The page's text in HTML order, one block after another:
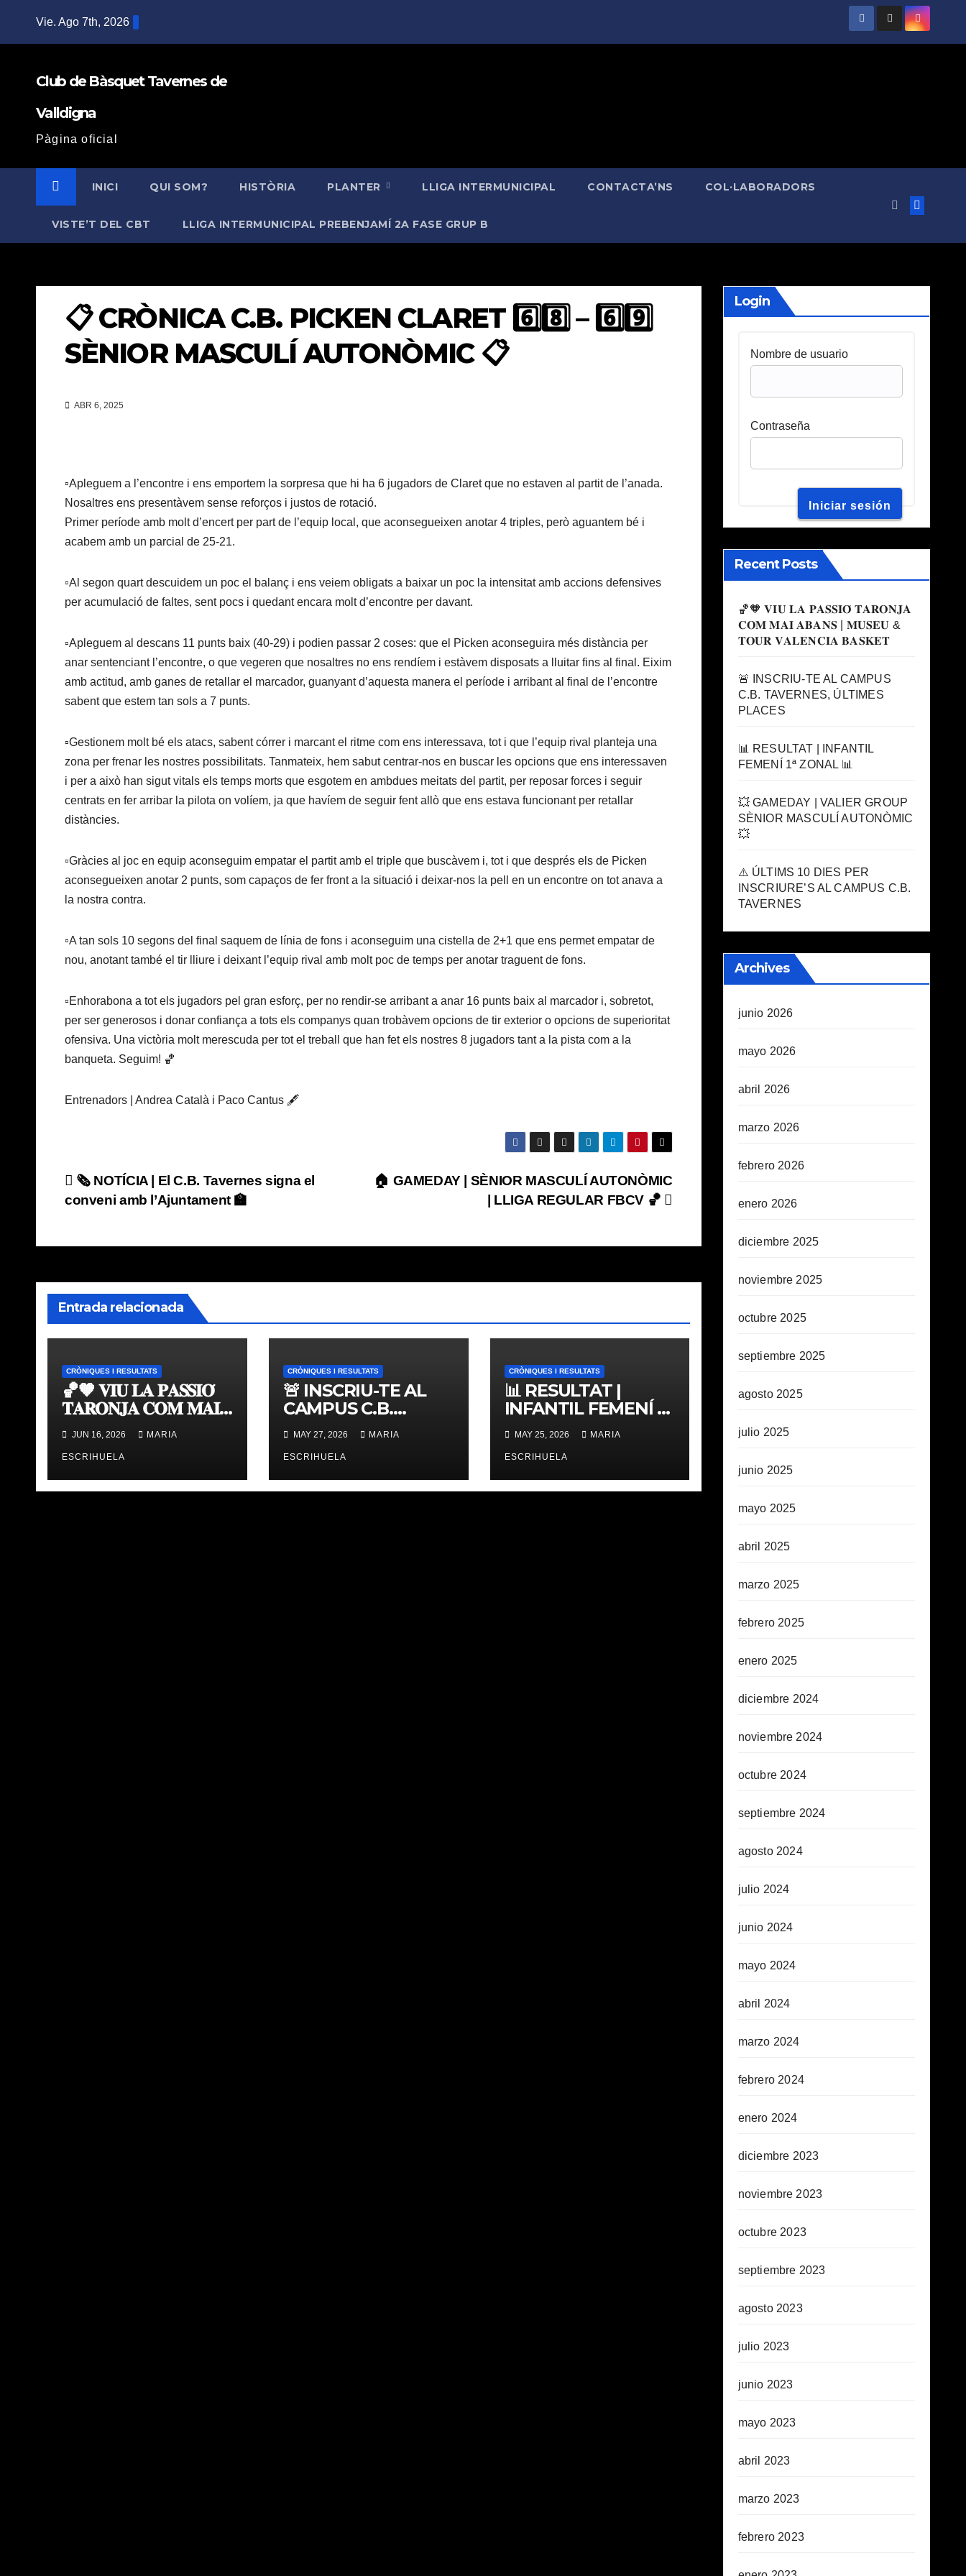
Vie. Ago 7th, 2026
Club de Bàsquet Tavernes de
Valldigna
Pàgina oficial
INICI QUI SOM? HISTÒRIA PLANTER LLIGA INTERMUNICIPAL CONTACTA’NS COL·LABORADORS
VISTE’T DEL CBT LLIGA INTERMUNICIPAL PREBENJAMÍ 2A FASE GRUP B
📋 CRÒNICA C.B. PICKEN CLARET 6️⃣8️⃣ – 6️⃣9️⃣
SÈNIOR MASCULÍ AUTONÒMIC 📋
ABR 6, 2025
▫️Apleguem a l’encontre i ens emportem la sorpresa que hi ha 6 jugadors de Claret que no estaven al partit de l’anada.
Nosaltres ens presentàvem sense reforços i justos de rotació.
Primer període amb molt d’encert per part de l’equip local, que aconsegueixen anotar 4 triples, però aguantem bé i
acabem amb un parcial de 25-21.
▫️Al segon quart descuidem un poc el balanç i ens veiem obligats a baixar un poc la intensitat amb accions defensives
per acumulació de faltes, sent pocs i quedant encara molt d’encontre per davant.
▫️Apleguem al descans 11 punts baix (40-29) i podien passar 2 coses: que el Picken aconseguira més distància per
anar sentenciant l’encontre, o que vegeren que nosaltres no ens rendíem i estàvem disposats a lluitar fins al final. Eixim
amb actitud, amb ganes de retallar el marcador, guanyant d’aquesta manera el període i arribant al final de l’encontre
sabent que estem tan sols a 7 punts.
▫️Gestionem molt bé els atacs, sabent córrer i marcant el ritme com ens interessava, tot i que l’equip rival planteja una
zona per frenar les nostres possibilitats. Tanmateix, hem sabut centrar-nos en buscar les opcions que ens interessaven
i per a això han sigut vitals els temps morts que esgotem en ambdues meitats del partit, per reposar forces i seguir
centrats en fer arribar la pilota on volíem, ja que havíem de seguir fent allò que ens estava funcionant per retallar
distàncies.
▫️Gràcies al joc en equip aconseguim empatar el partit amb el triple que buscàvem i, tot i que després els de Picken
aconsegueixen anotar 2 punts, som capaços de fer front a la situació i deixar-nos la pell en un encontre on tot anava a
la nostra contra.
▫️A tan sols 10 segons del final saquem de línia de fons i aconseguim una cistella de 2+1 que ens permet empatar de
nou, anotant també el tir lliure i deixant l’equip rival amb molt poc de temps per anotar traguent de fons.
▫️Enhorabona a tot els jugadors pel gran esforç, per no rendir-se arribant a anar 16 punts baix al marcador i, sobretot,
per ser generosos i donar confiança a tots els companys quan trobàvem opcions de tir exterior o opcions de superioritat
ofensiva. Una victòria molt merescuda per tot el treball que han fet els nostres 8 jugadors tant a la pista com a la
banqueta. Seguim! 🏀
Entrenadors | Andrea Català i Paco Cantus 🖋️
Navegación
entradas
🏠 GAMEDAY | SÈNIOR MASCULÍ AUTONÒMIC
| LLIGA REGULAR FBCV 🏀
🗞️ NOTÍCIA | El C.B. Tavernes signa el
conveni amb l’Ajuntament 🏫
Entrada relacionada
CRÒNIQUES I RESULTATS
🏀🧡 𝐕𝐈𝐔 𝐋𝐀 𝐏𝐀𝐒𝐒𝐈𝐎́
𝐓𝐀𝐑𝐎𝐍𝐉𝐀 𝐂𝐎𝐌 𝐌𝐀𝐈
𝐀𝐁𝐀𝐍𝐒 | 𝐌𝐔𝐒𝐄𝐔 &
𝐓𝐎𝐔𝐑 𝐕𝐀𝐋𝐄𝐍𝐂𝐈𝐀
𝐁𝐀𝐒𝐊𝐄𝐓
JUN 16, 2026 MARIA
ESCRIHUELA
CRÒNIQUES I RESULTATS
🚨 INSCRIU-TE AL
CAMPUS C.B.
TAVERNES,
ÚLTIMES PLACES
MAY 27, 2026 MARIA
ESCRIHUELA
CRÒNIQUES I RESULTATS
📊 RESULTAT |
INFANTIL FEMENÍ 1ª
ZONAL 📊
MAY 25, 2026 MARIA
ESCRIHUELA
Login
Nombre de usuario
Contraseña
Recent Posts
🏀🧡 𝐕𝐈𝐔 𝐋𝐀 𝐏𝐀𝐒𝐒𝐈𝐎́ 𝐓𝐀𝐑𝐎𝐍𝐉𝐀
𝐂𝐎𝐌 𝐌𝐀𝐈 𝐀𝐁𝐀𝐍𝐒 | 𝐌𝐔𝐒𝐄𝐔 &
𝐓𝐎𝐔𝐑 𝐕𝐀𝐋𝐄𝐍𝐂𝐈𝐀 𝐁𝐀𝐒𝐊𝐄𝐓
🚨 INSCRIU-TE AL CAMPUS
C.B. TAVERNES, ÚLTIMES
PLACES
📊 RESULTAT | INFANTIL
FEMENÍ 1ª ZONAL 📊
💥 GAMEDAY | VALIER GROUP
SÈNIOR MASCULÍ AUTONÒMIC
💥
⚠️ ÚLTIMS 10 DIES PER
INSCRIURE’S AL CAMPUS C.B.
TAVERNES
Archives
junio 2026
mayo 2026
abril 2026
marzo 2026
febrero 2026
enero 2026
diciembre 2025
noviembre 2025
octubre 2025
septiembre 2025
agosto 2025
julio 2025
junio 2025
mayo 2025
abril 2025
marzo 2025
febrero 2025
enero 2025
diciembre 2024
noviembre 2024
octubre 2024
septiembre 2024
agosto 2024
julio 2024
junio 2024
mayo 2024
abril 2024
marzo 2024
febrero 2024
enero 2024
diciembre 2023
noviembre 2023
octubre 2023
septiembre 2023
agosto 2023
julio 2023
junio 2023
mayo 2023
abril 2023
marzo 2023
febrero 2023